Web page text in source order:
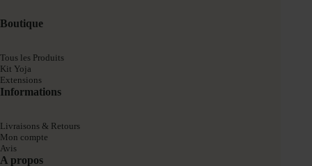
Boutique
Tous les Produits
Kit Yoja
Extensions
Informations
Livraisons & Retours
Mon compte
Avis
A propos